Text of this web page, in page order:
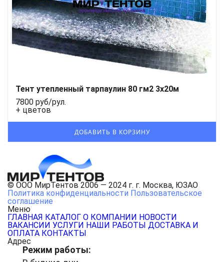
Тент утепленный тарпаулин 80 гм2 3x20м
7800 руб/рул.
+ цветов
© ООО МирТентов 2006 — 2024 г. г. Москва, ЮЗАО
Политика конфиденциальности Пользовательское
соглашение
Меню
ГЛАВНАЯ КАТАЛОГ О КОМПАНИИ НОВОСТИ
ВАКАНСИИ УСЛУГИ НАШИ РАБОТЫ ДОСТАВКА И
ОПЛАТА КОНТАКТЫ
Адрес
Режим работы: